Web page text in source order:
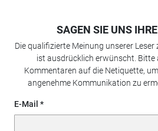
SAGEN SIE UNS
Die qualifizierte Meinung unserer
ist ausdrücklich erwünscht. Bitte
Kommentaren auf die Netiquette,
angenehme Kommunikation zu
E-Mail